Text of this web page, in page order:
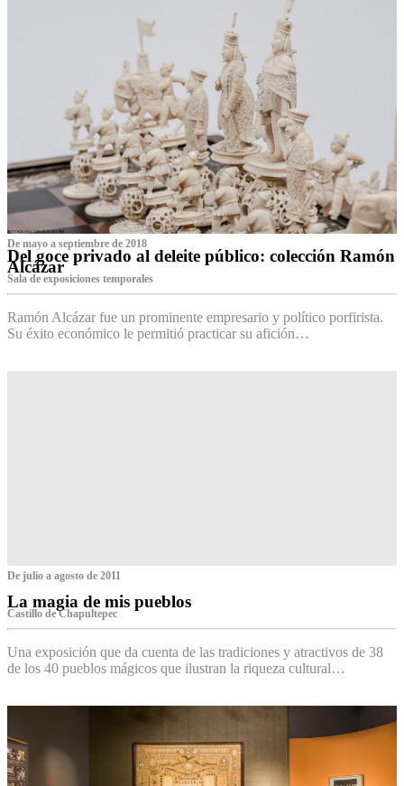
De mayo a septiembre de 2018
Del goce privado al deleite público: colección Ramón
Alcázar
Sala de exposiciones temporales
Ramón Alcázar fue un prominente empresario y político porfirista.
Su éxito económico le permitió practicar su afición…
De julio a agosto de 2011
La magia de mis pueblos
Castillo de Chapultepec
Una exposición que da cuenta de las tradiciones y atractivos de 38
de los 40 pueblos mágicos que ilustran la riqueza cultural…